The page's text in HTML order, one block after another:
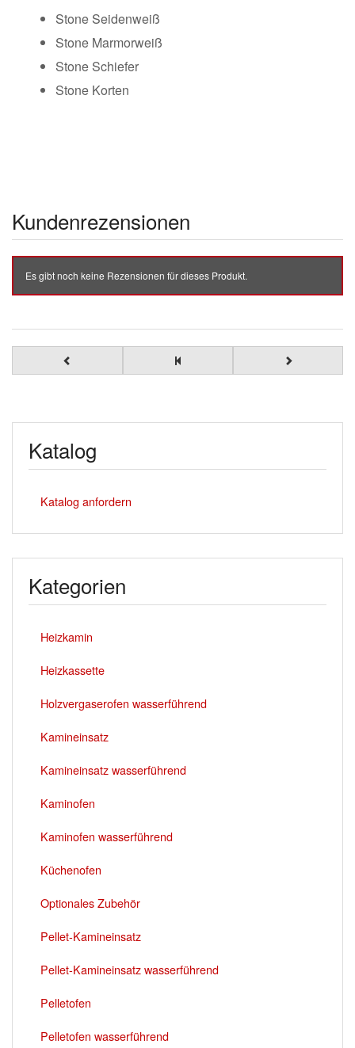
Stone Seidenweiß
Stone Marmorweiß
Stone Schiefer
Stone Korten
Kundenrezensionen
Es gibt noch keine Rezensionen für dieses Produkt.
Katalog
Katalog anfordern
Kategorien
Heizkamin
Heizkassette
Holzvergaserofen wasserführend
Kamineinsatz
Kamineinsatz wasserführend
Kaminofen
Kaminofen wasserführend
Küchenofen
Optionales Zubehör
Pellet-Kamineinsatz
Pellet-Kamineinsatz wasserführend
Pelletofen
Pelletofen wasserführend